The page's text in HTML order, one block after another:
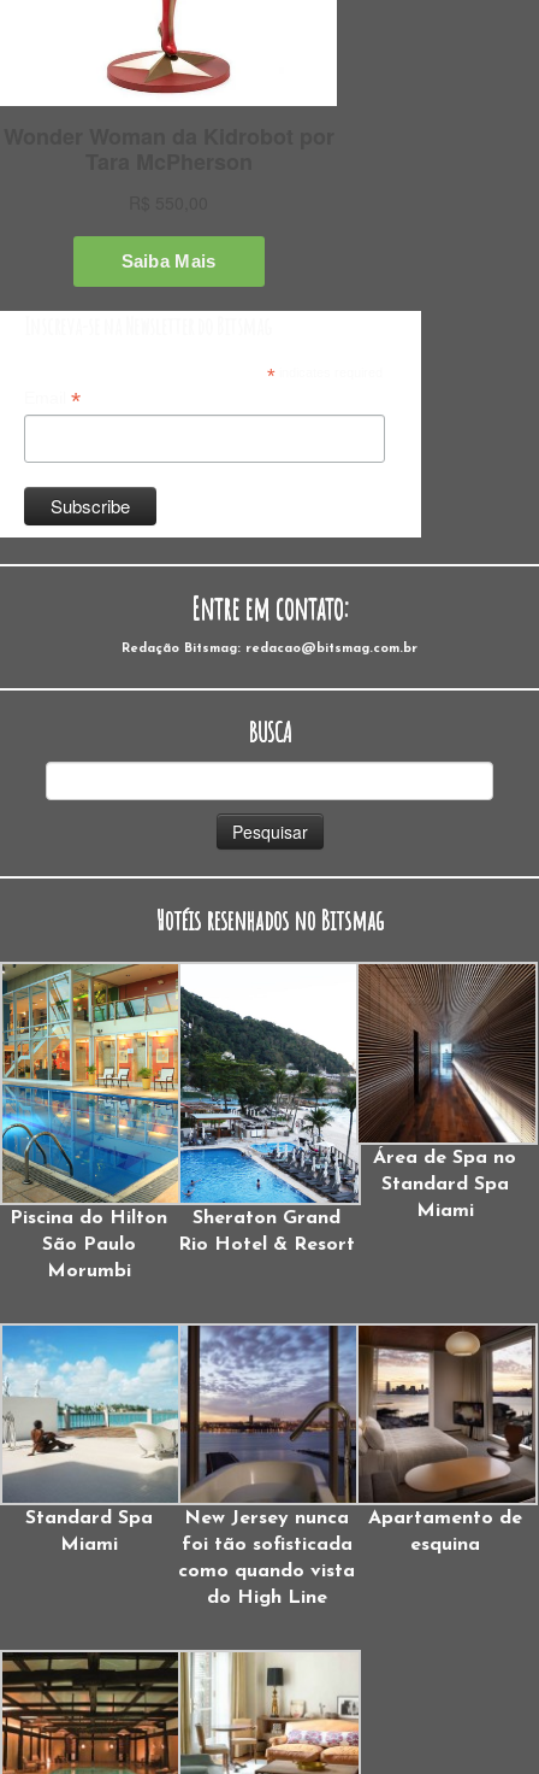
*indicates required
*
Entre em contato:
Redação Bitsmag: redacao@bitsmag.com.br
BUSCA
Hotéis resenhados no Bitsmag
Piscina do Hilton
São Paulo
Morumbi
Sheraton Grand
Rio Hotel & Resort
Área de Spa no
Standard Spa
Miami
Standard Spa
Miami
New Jersey nunca
foi tão sofisticada
como quando vista
do High Line
Apartamento de
esquina